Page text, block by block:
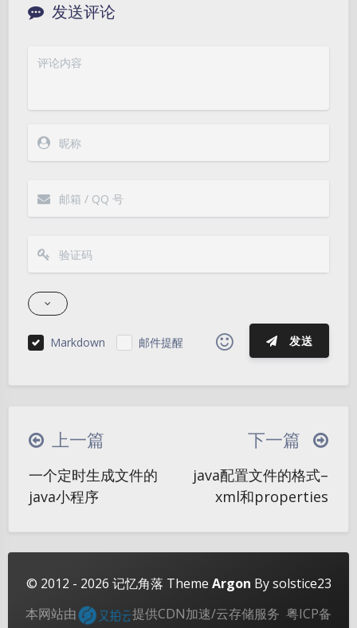
Sans Serif Serif
浅阴影 深阴影
关闭 日落 暗化 灰度
发送评论
Markdown 邮件提醒 发送
|´・ω・)ノ ヾ(≧∇≦*)ゝ
(☆ω☆)
∠( ᐛ 」∠)＿
୧(๑•̀⌄•́๑)૭
(ノ°ο°)ノ
(´இ皿இ｀)
(ฅ´ω`ฅ)
(╯°A°)╯︵○○○
φ(￣∇￣o)
Σ(っ °Д °;)っ
( ,,´･ω･)ﾉ"(´っω･｀｡)
╮(╯▽╰)╭
o(*////▽////*)q ＞﹏＜
上一篇
一个定时生成文件的
java小程序
下一篇
java配置文件的格式–
xml和properties
© 2012 - 2026 记忆角落 Theme Argon By solstice23
本网站由
提供CDN加速/云存储服务 粤ICP备